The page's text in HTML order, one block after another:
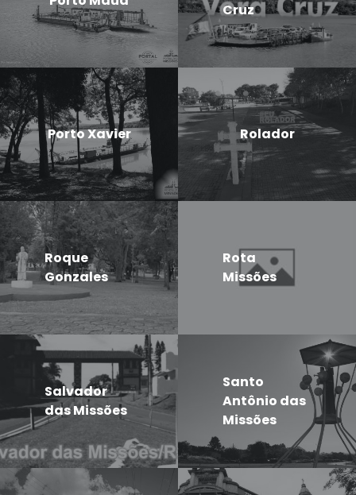
Cruz
Porto Xavier Rolador
Roque
Gonzales
Rota
Missões
Salvador
das Missões
Santo
Antônio das
Missões